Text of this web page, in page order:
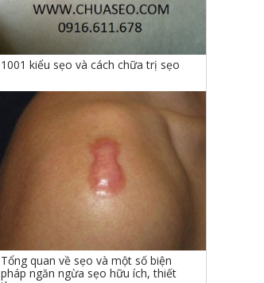
1001 kiểu sẹo và cách chữa trị sẹo
Tổng quan về sẹo và một số biện
pháp ngăn ngừa sẹo hữu ích, thiết